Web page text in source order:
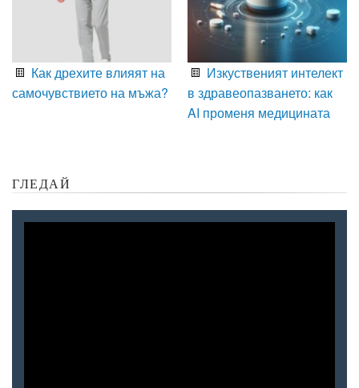
Как дрехите влияят на
самочувствието на мъжа?
Изкуственият интелект
в здравеопазването: как
AI променя медицината
ГЛЕДАЙ